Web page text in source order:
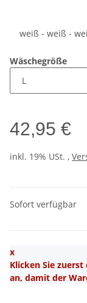
weiß - weiß -
Wäschegröße
42,95 €
inkl. 19% USt. ,
Sofort verfügbar
x
Klicken Sie
an, damit der